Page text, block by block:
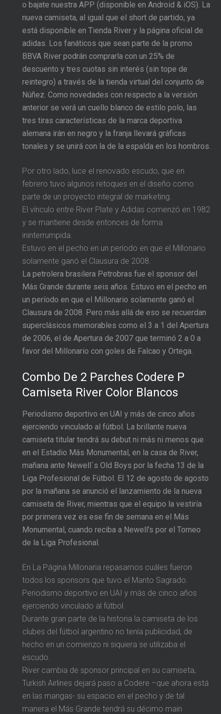
o bajate nuestra APP (disponible en Android & iOS). La
nueva camiseta, al igual que el short de partido, ya
está disponible en Tienda River y la página oficial de
adidas. Los fanáticos que sean parte de la promo
BBVA River podrán comprarla con un 25% de
descuento y tres cuotas sin interés (sin tope de
reintegro) a través de la tienda virtual del conjunto de
Núñez. Como novedades con respecto a la versión
anterior se verá un cuello blanco de estilo polo, las
tres tiras características de la marca deportiva
alemana irán en negro y la franja llevará gráficas
tonales y se unirá con la de la espalda en los hombros.
Por otro lado, luce el renovado escudo, que en
febrero tuvo algunos retoques en el diseño como
parte de un proyecto integral de marketing.
El vínculo entre River Plate y Adidas comenzó en 1982
y se mantiene desde entonces de forma
ininterrumpida.
Estuvo en el pecho en un período en que el Millonario
solamente ganó el Clausura de 2008.
La petrolera brasilera Petrobras fue el sponsor del
Más Grande durante seis años. Estuvo en el pecho en
un período en que el Millonario solamente ganó el
Clausura de 2008. Pero más allá de eso se recuerdan
superclásicos memorables como el 3 a 1 del Apertura
de 2006, el de Apertura de 2007 que terminó 2 a 0 a
favor del Millonario con goles de Falcao y Ortega.
Combo De 2 Parches Codere P
Camiseta River Color Blancos
Periodismo deportivo en UAI y más de cinco años
ejerciendo vinculado al fútbol. La brillante nueva
camiseta titular tendrá su debut ni más ni menos que
en el Estadio Mâs Monumental, en la casa de River,
mañana ante Newell´s Old Boys por la fecha 13 de la
Liga Profesional de Fútbol. El 12 de agosto de agosto
por la mañana se anunció el lanzamiento de la nueva
camiseta de River, mientras que el equipo la vestiría
por primera vez es ese fin de semana en el Más
Monumental, cuando reciba a Newell’s por el Torneo
de la Liga Profesional.
En La Página Millonaria repasamos cuáles fueron
todos los sponsors que tuvo el Manto Sagrado.
Periodismo deportivo en UAI y más de cinco años
ejerciendo vinculado al fútbol.
Durante gran parte de la historia la camiseta de los
clubes del fútbol argentino no tenía publicidad, de
hecho en un comienzo ni siquiera se utilizaba el
escudo.
River cambia de sponsor principal en su camiseta,
Turkish Airlines dejará paso a Codere –que ahora está
en las mangas- su espacio en el pecho y de tal
manera el Más Grande tendrá su décimo main